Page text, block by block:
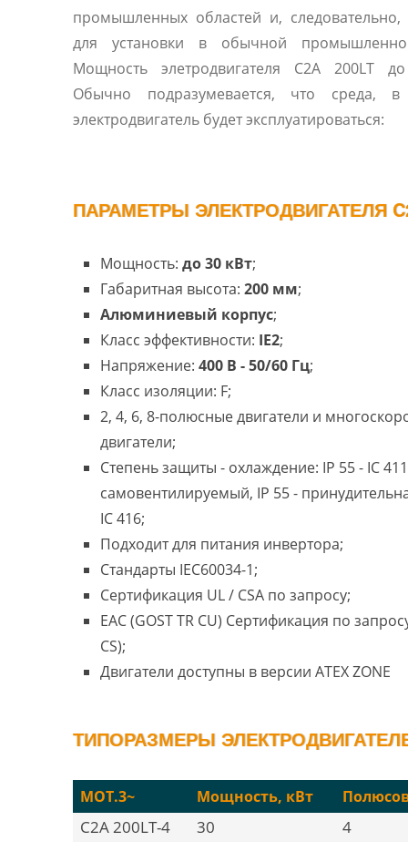
промышленных областей и, следовательно,
для установки в обычной
Мощность элетродвигателя C2A 200LT
Обычно подразумевается, что среда, в
электродвигатель будет эксплуатироваться:
ПАРАМЕТРЫ ЭЛЕКТРОДВИГАТЕЛЯ
Мощность: до 30 кВт;
Габаритная высота: 200 мм;
Алюминиевый корпус;
Класс эффективности: IE2;
Напряжение: 400 В - 50/60 Гц;
Класс изоляции: F;
2, 4, 6, 8-полюсные двигатели и
двигатели;
Степень защиты - охлаждение: IP 55 - IC 411
самовентилируемый, IP 55 -
IC 416;
Подходит для питания инвертора;
Стандарты IEC60034-1;
Сертификация UL / CSA по запросу;
EAC (GOST TR CU) Сертификация по
CS);
Двигатели доступны в версии ATEX ZONE
ТИПОРАЗМЕРЫ
MOT.3~ Мощность, кВт
C2A 200LT-4 30 4